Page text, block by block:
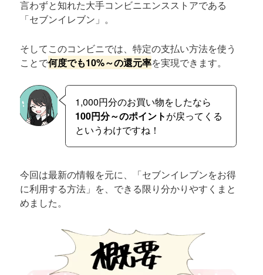
言わずと知れた大手コンビニエンスストアである
「セブンイレブン」。
そしてこのコンビニでは、特定の支払い方法を使う
ことで何度でも10%～の還元率を実現できます。
1,000円分のお買い物をしたなら
100円分～のポイントが戻ってくる
というわけですね！
今回は最新の情報を元に、「セブンイレブンをお得
に利用する方法」を、できる限り分かりやすくまと
めました。